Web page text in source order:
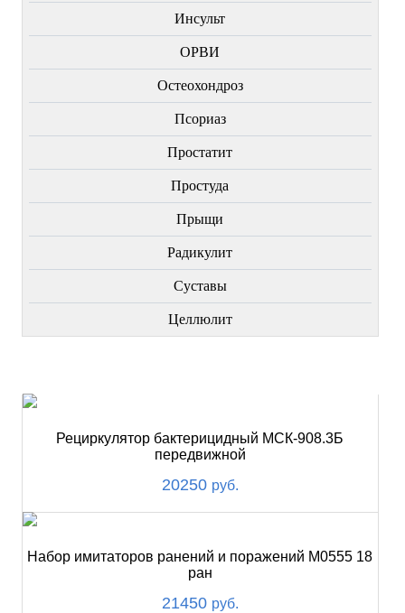
Инсульт
ОРВИ
Остеохондроз
Пcориаз
Простатит
Простуда
Прыщи
Радикулит
Суставы
Целлюлит
Рециркулятор бактерицидный МСК-908.3Б
передвижной
20250 руб.
Набор имитаторов ранений и поражений М0555 18
ран
21450 руб.